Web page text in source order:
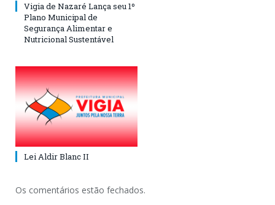
Vigia de Nazaré Lança seu 1º
Plano Municipal de
Segurança Alimentar e
Nutricional Sustentável
Lei Aldir Blanc II
Os comentários estão fechados.